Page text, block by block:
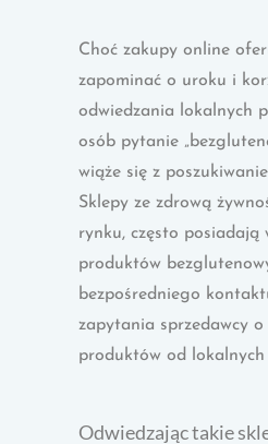
Choć zakupy online
zapominać o uroku i
odwiedzania lokalnych
osób pytanie
wiąże się z
Sklepy ze zdrową
rynku, często posiadają
produktów
bezpośredniego
zapytania sprzedawcy o
produktów od
Odwiedzając takie